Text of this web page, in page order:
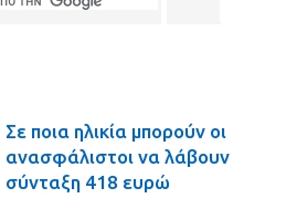
Σε ποια ηλικία μπορούν οι
ανασφάλιστοι να λάβουν
σύνταξη 418 ευρώ